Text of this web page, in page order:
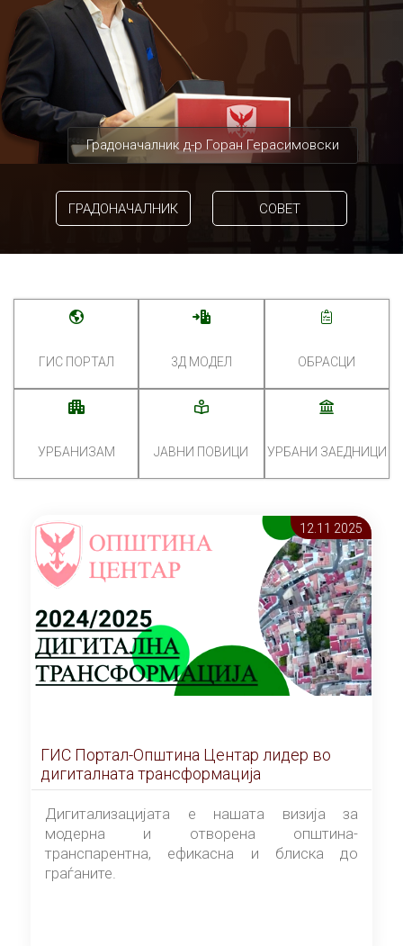
Градоначалник д-р Горан Герасимовски
ГРАДОНАЧАЛНИК СОВЕТ
ГИС ПОРТАЛ 3Д МОДЕЛ ОБРАСЦИ
УРБАНИЗАМ ЈАВНИ ПОВИЦИ УРБАНИ ЗАЕДНИЦИ
12.11 2025
ГИС Портал-Општина Центар лидер во
дигиталната трансформација
Дигитализацијата е нашата визија за
модерна и отворена општина-
транспарентна, ефикасна и блиска до
граѓаните.